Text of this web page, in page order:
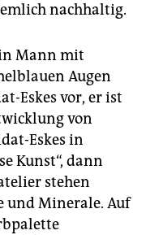
nachhaltig.
Mann mit
Augen
Eskes vor, er ist
von
Eskes in
Kunst“, dann
stehen
und Minerale. Auf